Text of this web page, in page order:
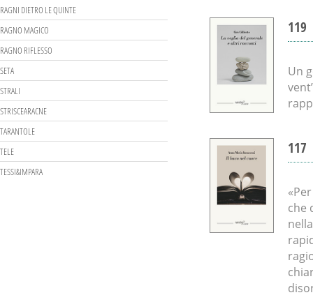
RAGNI DIETRO LE QUINTE
RAGNO MAGICO
RAGNO RIFLESSO
SETA
STRALI
STRISCEARACNE
TARANTOLE
TELE
TESSI&IMPARA
119
Un
117
che